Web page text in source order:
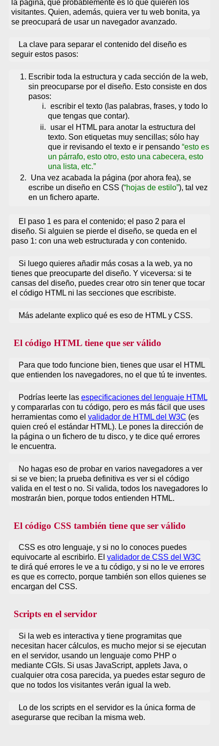
la página, que probablemente es lo que quieren los
visitantes. Quien, además, quiera ver tu web bonita, ya
se preocupará de usar un navegador avanzado.
La clave para separar el contenido del diseño es
seguir estos pasos:
Escribir toda la estructura y cada sección de la web,
sin preocuparse por el diseño. Esto consiste en dos
pasos:
escribir el texto (las palabras, frases, y todo lo
que tengas que contar).
usar el HTML para anotar la estructura del
texto. Son etiquetas muy sencillas; sólo hay
que ir revisando el texto e ir pensando esto es
un párrafo, esto otro, esto una cabecera, esto
una lista, etc.
Una vez acabada la página (por ahora fea), se
escribe un diseño en CSS ( hojas de estilo ), tal vez
en un fichero aparte.
El paso 1 es para el contenido; el paso 2 para el
diseño. Si alguien se pierde el diseño, se queda en el
paso 1: con una web estructurada y con contenido.
Si luego quieres añadir más cosas a la web, ya no
tienes que preocuparte del diseño. Y viceversa: si te
cansas del diseño, puedes crear otro sin tener que tocar
el código HTML ni las secciones que escribiste.
Más adelante explico qué es eso de HTML y CSS.
El código HTML tiene que ser válido
Para que todo funcione bien, tienes que usar el HTML
que entienden los navegadores, no el que tú te inventes.
Podrías leerte las especificaciones del lenguaje HTML
y compararlas con tu código, pero es más fácil que uses
herramientas como el validador de HTML del W3C (es
quien creó el estándar HTML). Le pones la dirección de
la página o un fichero de tu disco, y te dice qué errores
le encuentra.
No hagas eso de probar en varios navegadores a ver
si se ve bien; la prueba definitiva es ver si el código
valida en el test o no. Si valida, todos los navegadores lo
mostrarán bien, porque todos entienden HTML.
El código CSS también tiene que ser válido
CSS es otro lenguaje, y si no lo conoces puedes
equivocarte al escribirlo. El validador de CSS del W3C
te dirá qué errores le ve a tu código, y si no le ve errores
es que es correcto, porque también son ellos quienes se
encargan del CSS.
Scripts en el servidor
Si la web es interactiva y tiene programitas que
necesitan hacer cálculos, es mucho mejor si se ejecutan
en el servidor, usando un lenguaje como PHP o
mediante CGIs. Si usas JavaScript, applets Java, o
cualquier otra cosa parecida, ya puedes estar seguro de
que no todos los visitantes verán igual la web.
Lo de los scripts en el servidor es la única forma de
asegurarse que reciban la misma web.